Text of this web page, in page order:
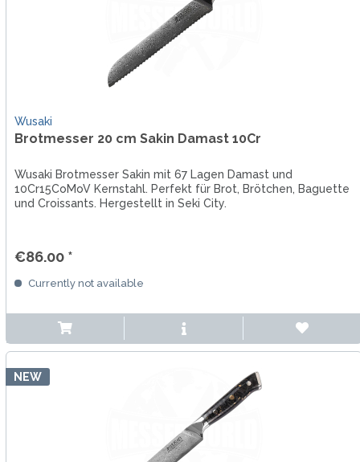
Wusaki
Brotmesser 20 cm Sakin Damast 10Cr
Wusaki Brotmesser Sakin mit 67 Lagen Damast und
10Cr15CoMoV Kernstahl. Perfekt für Brot, Brötchen, Baguette
und Croissants. Hergestellt in Seki City.
€86.00 *
Currently not available
NEW